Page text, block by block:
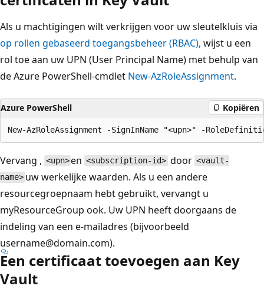
Als u machtigingen wilt verkrijgen voor uw sleutelkluis via
op rollen gebaseerd toegangsbeheer (RBAC), wijst u een
rol toe aan uw UPN (User Principal Name) met behulp van
de Azure PowerShell-cmdlet New-AzRoleAssignment.
Azure PowerShell Kopiëren
Vervang , <upn>en <subscription-id> door <vault-
name> uw werkelijke waarden. Als u een andere
resourcegroepnaam hebt gebruikt, vervangt u
myResourceGroup ook. Uw UPN heeft doorgaans de
indeling van een e-mailadres (bijvoorbeeld
username@domain.com).
Een certificaat toevoegen aan Key
Vault